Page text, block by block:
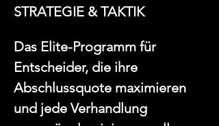
STRATEGIE & TAKTIK
Das Elite-Programm für
Entscheider, die ihre
Abschlussquote maximieren
und jede Verhandlung